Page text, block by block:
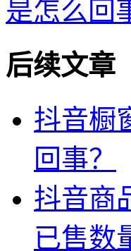
是怎么回
后续文章
抖音橱
回事？
抖音商
已售数